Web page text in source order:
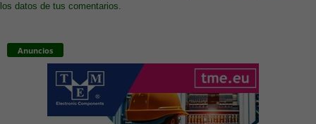
los datos de tus comentarios.
Anuncios